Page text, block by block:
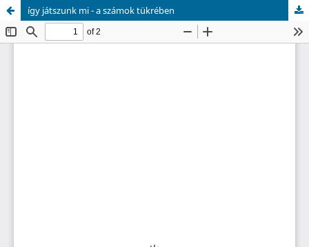
így játszunk mi - a számok tükrében